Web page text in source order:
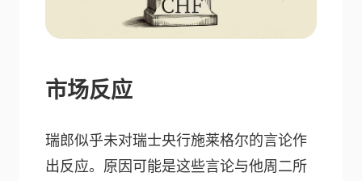
市场反应
瑞郎似乎未对瑞士央行施莱格尔的言论作
出反应。原因可能是这些言论与他周二所